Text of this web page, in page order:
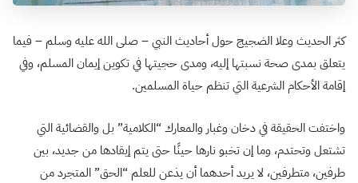
كثر الحديث وعلا الضجيج حول أحاديث النبي – صلى الله عليه وسلم – فيما
يتعلق بمدى صحة نسبتها إليه، ومدى حجيتها في تكوين إيمان المسلم، وفي
إقامة الأحكام الشرعية التي تنظم حياة المسلمين.
واختفت الحقيقة في دخان وغبار والمعارك “الكلامية” بل والقضائية التي
تشتعل وتحتدم، وما إن تخبو نارها حينًا حتى يتم إيقادها من جديد، بين
طرفين، متطرفين، لا يريد أحدهما أن يذعن للعلم “الحق” المتجرد من